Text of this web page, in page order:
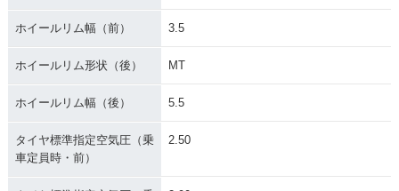
ホイールリム幅（前） 3.5
ホイールリム形状（後） MT
ホイールリム幅（後） 5.5
タイヤ標準指定空気圧（乗
車定員時・前）
2.50